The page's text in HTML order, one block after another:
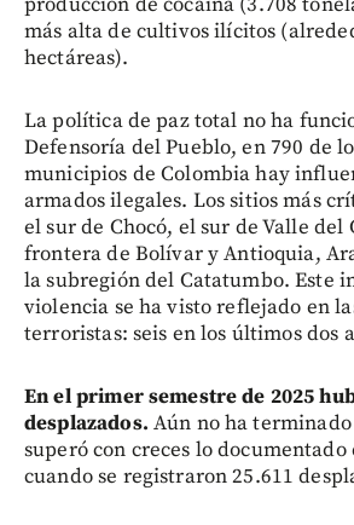
más alta de cultivos ilícitos
hectáreas).
La política de paz total no ha
Defensoría del Pueblo, en 790 de
municipios de Colombia hay
armados ilegales. Los sitios más
el sur de Chocó, el sur de Valle del
frontera de Bolívar y Antioquia,
la subregión del Catatumbo. Este
violencia se ha visto reflejado en
terroristas: seis en los últimos dos
En el primer semestre de 2025
desplazados. Aún no ha terminado
superó con creces lo documentado
cuando se registraron 25.611